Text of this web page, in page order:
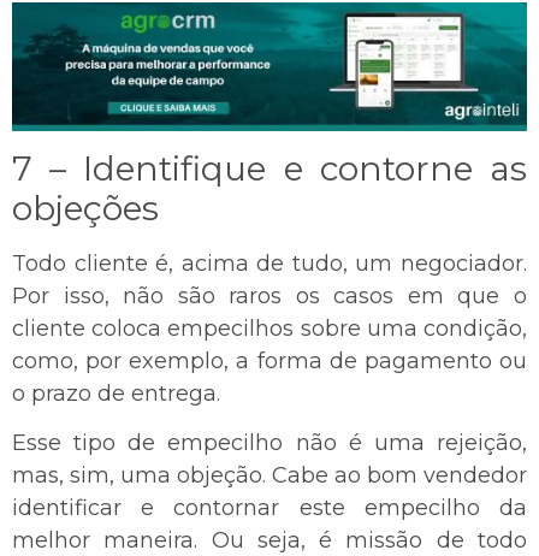
7 – Identifique e contorne as
objeções
Todo cliente é, acima de tudo, um negociador.
Por isso, não são raros os casos em que o
cliente coloca empecilhos sobre uma condição,
como, por exemplo, a forma de pagamento ou
o prazo de entrega.
Esse tipo de empecilho não é uma rejeição,
mas, sim, uma objeção. Cabe ao bom vendedor
identificar e contornar este empecilho da
melhor maneira. Ou seja, é missão de todo